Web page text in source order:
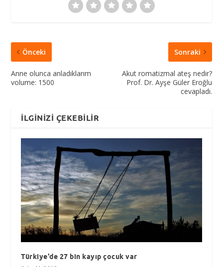
Önceki
Anne olunca anladıklarım
volume: 1500
Sonraki
Akut romatizmal ateş nedir?
Prof. Dr. Ayşe Güler Eroğlu
cevapladı.
İLGINIZI ÇEKEBILIR
Türkiye'de 27 bin kayıp çocuk var